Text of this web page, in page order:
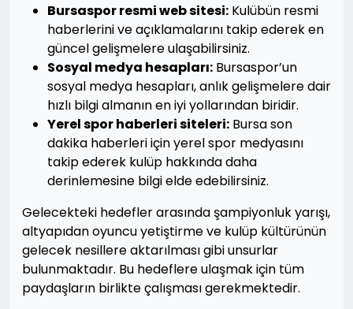
Bursaspor resmi web sitesi: Kulübün resmi
haberlerini ve açıklamalarını takip ederek en
güncel gelişmelere ulaşabilirsiniz.
Sosyal medya hesapları: Bursaspor’un
sosyal medya hesapları, anlık gelişmelere dair
hızlı bilgi almanın en iyi yollarından biridir.
Yerel spor haberleri siteleri: Bursa son
dakika haberleri için yerel spor medyasını
takip ederek kulüp hakkında daha
derinlemesine bilgi elde edebilirsiniz.
Gelecekteki hedefler arasında şampiyonluk yarışı,
altyapıdan oyuncu yetiştirme ve kulüp kültürünün
gelecek nesillere aktarılması gibi unsurlar
bulunmaktadır. Bu hedeflere ulaşmak için tüm
paydaşların birlikte çalışması gerekmektedir.